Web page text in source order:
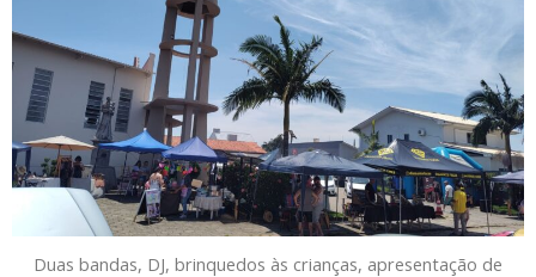
Duas bandas, DJ, brinquedos às crianças, apresentação de